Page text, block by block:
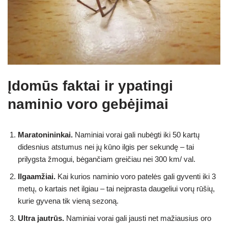
Įdomūs faktai ir ypatingi
naminio voro gebėjimai
Maratonininkai. Naminiai vorai gali nubėgti iki 50 kartų
didesnius atstumus nei jų kūno ilgis per sekundę – tai
prilygsta žmogui, bėgančiam greičiau nei 300 km/ val.
Ilgaamžiai. Kai kurios naminio voro patelės gali gyventi iki 3
metų, o kartais net ilgiau – tai neįprasta daugeliui vorų rūšių,
kurie gyvena tik vieną sezoną.
Ultra jautrūs. Naminiai vorai gali jausti net mažiausius oro